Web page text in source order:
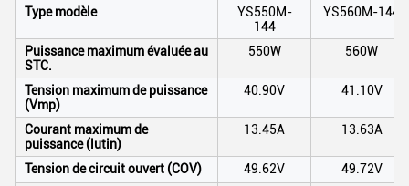
Type modèle
YS550M-
144
YS560M-144
Puissance maximum évaluée au
STC.
550W 560W
Tension maximum de puissance
(Vmp)
40.90V 41.10V
Courant maximum de
puissance (lutin)
13.45A 13.63A
Tension de circuit ouvert (COV) 49.62V
49.72V